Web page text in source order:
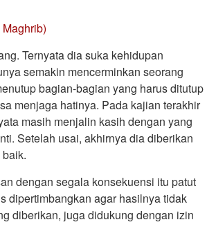
Ternyata dia suka kehidupan
semakin mencerminkan seorang
bagian-bagian yang harus ditutup
menjaga hatinya. Pada kajian terakhir
masih menjalin kasih dengan yang
Setelah usai, akhirnya dia diberikan
dengan segala konsekuensi itu patut
dipertimbangkan agar hasilnya tidak
diberikan, juga didukung dengan izin